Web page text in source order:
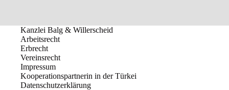
Kanzlei Balg & Willerscheid
Arbeitsrecht
Erbrecht
Vereinsrecht
Impressum
Kooperationspartnerin in der Türkei
Datenschutzerklärung